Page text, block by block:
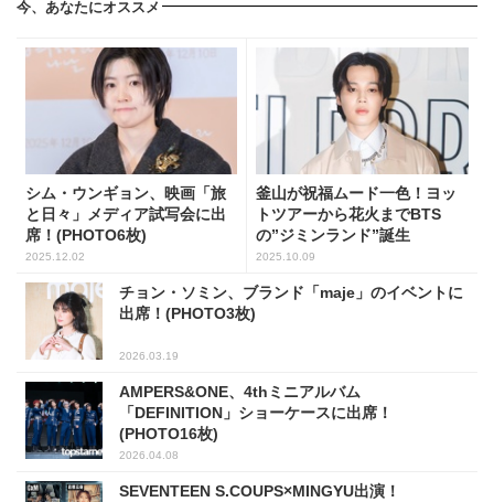
今、あなたにオススメ
シム・ウンギョン、映画「旅
と日々」メディア試写会に出
席！(PHOTO6枚)
2025.12.02
釜山が祝福ムード一色！ヨッ
トツアーから花火までBTS
の”ジミンランド”誕生
2025.10.09
チョン・ソミン、ブランド「maje」のイベントに
出席！(PHOTO3枚)
2026.03.19
AMPERS&ONE、4thミニアルバム
「DEFINITION」ショーケースに出席！
(PHOTO16枚)
2026.04.08
SEVENTEEN S.COUPS×MINGYU出演！